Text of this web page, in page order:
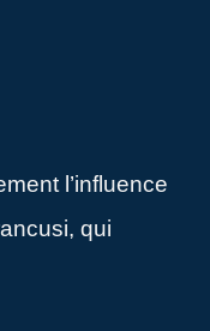
l’influence
qui